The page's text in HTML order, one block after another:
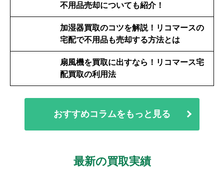
不用品売却についても紹介！
加湿器買取のコツを解説！リコマースの
宅配で不用品も売却する方法とは
扇風機を買取に出すなら！リコマース宅
配買取の利用法
おすすめコラムをもっと見る
最新の買取実績